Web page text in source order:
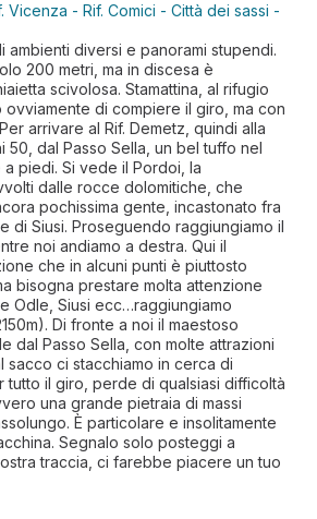
Vicenza - Rif. Comici - Città dei sassi -
diversi e panorami stupendi.
200 metri, ma in discesa è
scivolosa. Stamattina, al rifugio
di compiere il giro, ma con
arrivare al Rif. Demetz, quindi alla
dal Passo Sella, un bel tuffo nel
piedi. Si vede il Pordoi, la
dalle rocce dolomitiche, che
pochissima gente, incastonato fra
di Siusi. Proseguendo raggiungiamo il
noi andiamo a destra. Qui il
che in alcuni punti è piuttosto
bisogna prestare molta attenzione
Odle, Siusi ecc…raggiungiamo
Di fronte a noi il maestoso
dal Passo Sella, con molte attrazioni
sacco ci stacchiamo in cerca di
tutto il giro, perde di qualsiasi difficoltà
una grande pietraia di massi
È particolare e insolitamente
Segnalo solo posteggi a
traccia, ci farebbe piacere un tuo